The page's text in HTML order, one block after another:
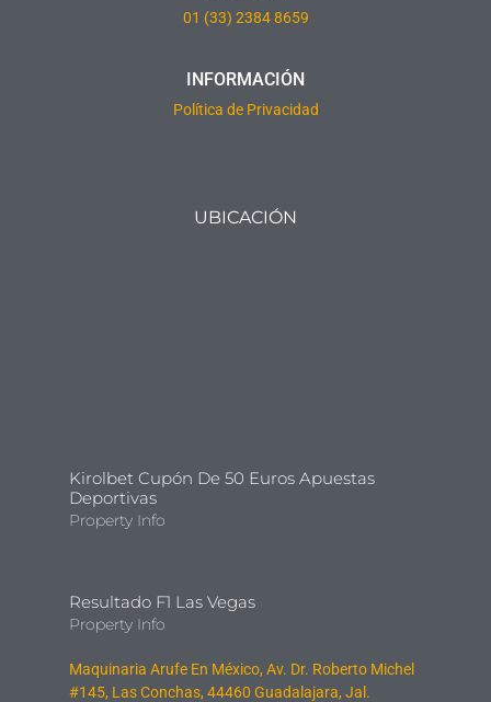
01 (33) 2384 8659
INFORMACIÓN
Política de Privacidad
UBICACIÓN
Kirolbet Cupón De 50 Euros Apuestas
Deportivas
Property Info
Resultado F1 Las Vegas
Property Info
Maquinaria Arufe En México, Av. Dr. Roberto Michel
#145, Las Conchas, 44460 Guadalajara, Jal.